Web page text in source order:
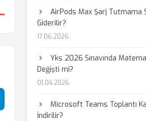
Paylaş
AirPods Max Şarj Tutmama
Giderilir?
17.06.2026
Yks 2026 Sınavında
Değişti mi?
01.04.2026
Microsoft Teams Toplantı
İndirilir?